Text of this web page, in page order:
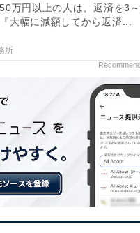
したい】日立の人気商
万円以上の人は、返済を3
大幅に減額してから返済...
所